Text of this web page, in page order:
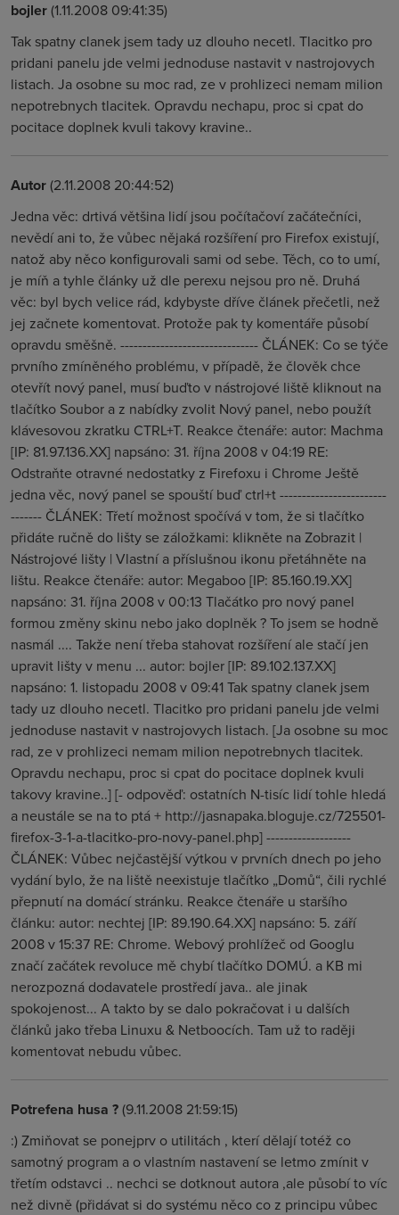
bojler(1.11.2008 09:41:35)
Tak spatny clanek jsem tady uz dlouho necetl. Tlacitko pro
pridani panelu jde velmi jednoduse nastavit v nastrojovych
listach. Ja osobne su moc rad, ze v prohlizeci nemam milion
nepotrebnych tlacitek. Opravdu nechapu, proc si cpat do
pocitace doplnek kvuli takovy kravine..
Autor(2.11.2008 20:44:52)
Jedna věc: drtivá většina lidí jsou počítačoví začátečníci,
nevědí ani to, že vůbec nějaká rozšíření pro Firefox existují,
natož aby něco konfigurovali sami od sebe. Těch, co to umí,
je míň a tyhle články už dle perexu nejsou pro ně. Druhá
věc: byl bych velice rád, kdybyste dříve článek přečetli, než
jej začnete komentovat. Protože pak ty komentáře působí
opravdu směšně. ------------------------------- ČLÁNEK: Co se týče
prvního zmíněného problému, v případě, že člověk chce
otevřít nový panel, musí buďto v nástrojové liště kliknout na
tlačítko Soubor a z nabídky zvolit Nový panel, nebo použít
klávesovou zkratku CTRL+T. Reakce čtenáře: autor: Machma
[IP: 81.97.136.XX] napsáno: 31. října 2008 v 04:19 RE:
Odstraňte otravné nedostatky z Firefoxu i Chrome Ještě
jedna věc, nový panel se spouští buď ctrl+t ------------------------
------- ČLÁNEK: Třetí možnost spočívá v tom, že si tlačítko
přidáte ručně do lišty se záložkami: klikněte na Zobrazit |
Nástrojové lišty | Vlastní a příslušnou ikonu přetáhněte na
lištu. Reakce čtenáře: autor: Megaboo [IP: 85.160.19.XX]
napsáno: 31. října 2008 v 00:13 Tlačátko pro nový panel
formou změny skinu nebo jako doplněk ? To jsem se hodně
nasmál .... Takže není třeba stahovat rozšíření ale stačí jen
upravit lišty v menu ... autor: bojler [IP: 89.102.137.XX]
napsáno: 1. listopadu 2008 v 09:41 Tak spatny clanek jsem
tady uz dlouho necetl. Tlacitko pro pridani panelu jde velmi
jednoduse nastavit v nastrojovych listach. [Ja osobne su moc
rad, ze v prohlizeci nemam milion nepotrebnych tlacitek.
Opravdu nechapu, proc si cpat do pocitace doplnek kvuli
takovy kravine..] [- odpověď: ostatních N-tisíc lidí tohle hledá
a neustále se na to ptá + http://jasnapaka.bloguje.cz/725501-
firefox-3-1-a-tlacitko-pro-novy-panel.php] -------------------
ČLÁNEK: Vůbec nejčastější výtkou v prvních dnech po jeho
vydání bylo, že na liště neexistuje tlačítko „Domů“, čili rychlé
přepnutí na domácí stránku. Reakce čtenáře u staršího
článku: autor: nechtej [IP: 89.190.64.XX] napsáno: 5. září
2008 v 15:37 RE: Chrome. Webový prohlížeč od Googlu
značí začátek revoluce mě chybí tlačítko DOMÚ. a KB mi
nerozpozná dodavatele prostředí java.. ale jinak
spokojenost... A takto by se dalo pokračovat i u dalších
článků jako třeba Linuxu & Netboocích. Tam už to raději
komentovat nebudu vůbec.
Potrefena husa ?(9.11.2008 21:59:15)
:) Zmiňovat se ponejprv o utilitách , kterí dělají totéž co
samotný program a o vlastním nastavení se letmo zmínit v
třetím odstavci .. nechci se dotknout autora ,ale působí to víc
než divně (přidávat si do systému něco co z principu vůbec